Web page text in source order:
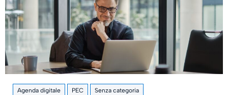
Agenda digitale PEC Senza categoria